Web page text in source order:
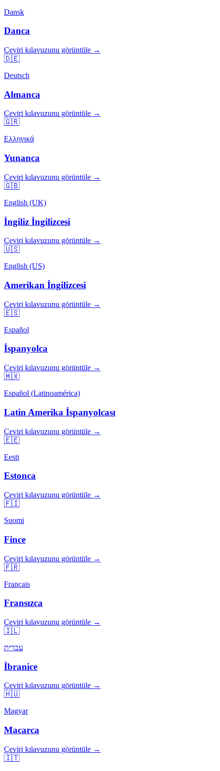
Dansk
Danca
Çeviri kılavuzunu görüntüle →
🇩🇪
Deutsch
Almanca
Çeviri kılavuzunu görüntüle →
🇬🇷
Ελληνικά
Yunanca
Çeviri kılavuzunu görüntüle →
🇬🇧
English (UK)
İngiliz İngilizcesi
Çeviri kılavuzunu görüntüle →
🇺🇸
English (US)
Amerikan İngilizcesi
Çeviri kılavuzunu görüntüle →
🇪🇸
Español
İspanyolca
Çeviri kılavuzunu görüntüle →
🇲🇽
Español (Latinoamérica)
Latin Amerika İspanyolcası
Çeviri kılavuzunu görüntüle →
🇪🇪
Eesti
Estonca
Çeviri kılavuzunu görüntüle →
🇫🇮
Suomi
Fince
Çeviri kılavuzunu görüntüle →
🇫🇷
Français
Fransızca
Çeviri kılavuzunu görüntüle →
🇮🇱
עברית
İbranice
Çeviri kılavuzunu görüntüle →
🇭🇺
Magyar
Macarca
Çeviri kılavuzunu görüntüle →
🇮🇹